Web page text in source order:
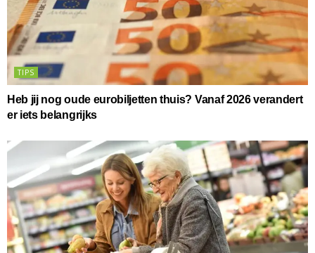
TIPS
Heb jij nog oude eurobiljetten thuis? Vanaf 2026 verandert
er iets belangrijks